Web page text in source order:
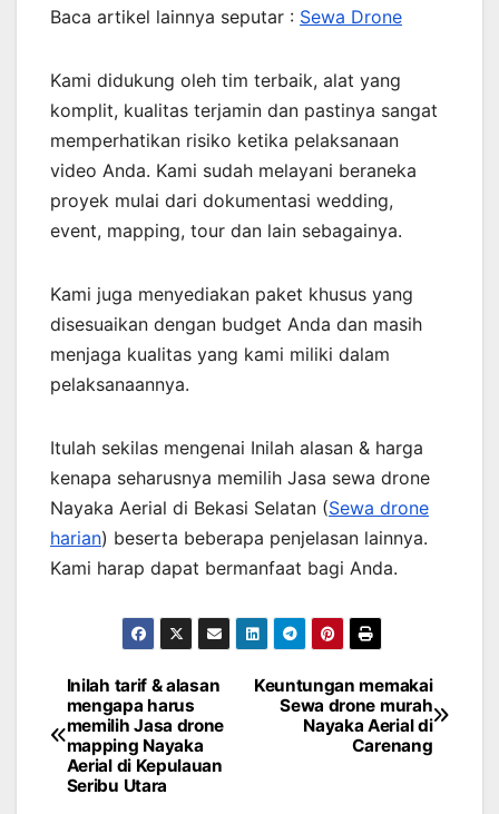
Baca artikel lainnya seputar : Sewa Drone
Kami didukung oleh tim terbaik, alat yang
komplit, kualitas terjamin dan pastinya sangat
memperhatikan risiko ketika pelaksanaan
video Anda. Kami sudah melayani beraneka
proyek mulai dari dokumentasi wedding,
event, mapping, tour dan lain sebagainya.
Kami juga menyediakan paket khusus yang
disesuaikan dengan budget Anda dan masih
menjaga kualitas yang kami miliki dalam
pelaksanaannya.
Itulah sekilas mengenai Inilah alasan & harga
kenapa seharusnya memilih Jasa sewa drone
Nayaka Aerial di Bekasi Selatan (Sewa drone
harian) beserta beberapa penjelasan lainnya.
Kami harap dapat bermanfaat bagi Anda.
Post
navigation
Keuntungan memakai
Sewa drone murah
Nayaka Aerial di
Carenang
Inilah tarif & alasan
mengapa harus
memilih Jasa drone
mapping Nayaka
Aerial di Kepulauan
Seribu Utara